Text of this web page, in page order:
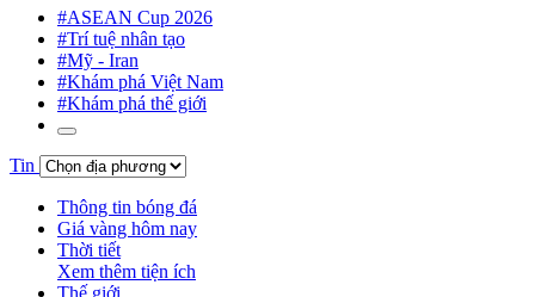
#ASEAN Cup 2026
#Trí tuệ nhân tạo
#Mỹ - Iran
#Khám phá Việt Nam
#Khám phá thế giới
Tin
Thông tin bóng đá
Giá vàng hôm nay
Thời tiết
Xem thêm tiện ích
Thế giới